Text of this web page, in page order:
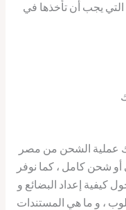
يجب أن تأخذها في
عملية الشحن من مصر
شحن كامل ، كما نوفر
كيفية إعداد البضائع و
، و ما هي المستندات